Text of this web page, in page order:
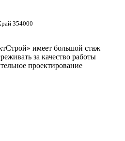
354000
имеет большой стаж
за качество работы
проектирование